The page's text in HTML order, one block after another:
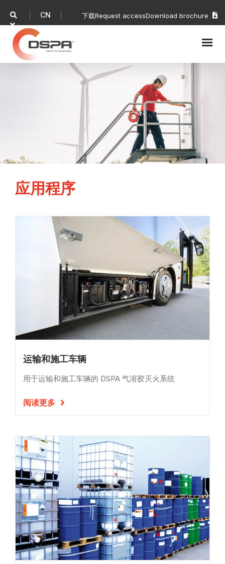


CN 下载Request accessDownload brochure 
应用程序
运输和施工车辆
用于运输和施工车辆的 DSPA 气溶胶灭火系统
阅读更多 